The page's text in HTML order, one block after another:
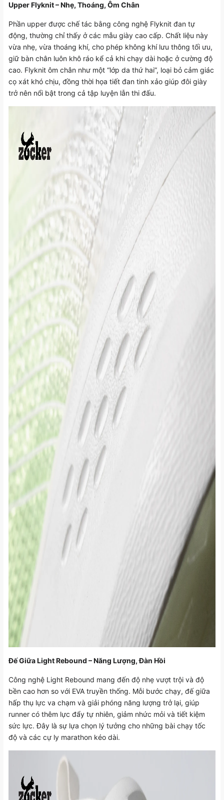
Upper Flyknit – Nhẹ, Thoáng, Ôm Chân
Phần upper được chế tác bằng công nghệ Flyknit đan tự
động, thường chỉ thấy ở các mẫu giày cao cấp. Chất liệu này
vừa nhẹ, vừa thoáng khí, cho phép không khí lưu thông tối ưu,
giữ bàn chân luôn khô ráo kể cả khi chạy dài hoặc ở cường độ
cao. Flyknit ôm chân như một “lớp da thứ hai”, loại bỏ cảm giác
cọ xát khó chịu, đồng thời họa tiết đan tinh xảo giúp đôi giày
trở nên nổi bật trong cả tập luyện lẫn thi đấu.
Đế Giữa Light Rebound – Năng Lượng, Đàn Hồi
Công nghệ Light Rebound mang đến độ nhẹ vượt trội và độ
bền cao hơn so với EVA truyền thống. Mỗi bước chạy, đế giữa
hấp thụ lực va chạm và giải phóng năng lượng trở lại, giúp
runner có thêm lực đẩy tự nhiên, giảm nhức mỏi và tiết kiệm
sức lực. Đây là sự lựa chọn lý tưởng cho những bài chạy tốc
độ và các cự ly marathon kéo dài.